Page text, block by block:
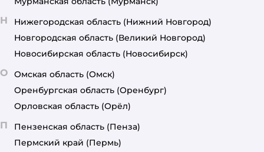
Н Нижегородская область (Нижний Новгород)
Новгородская область (Великий Новгород)
Новосибирская область (Новосибирск)
О Омская область (Омск)
Оренбургская область (Оренбург)
Орловская область (Орёл)
П Пензенская область (Пенза)
Пермский край (Пермь)